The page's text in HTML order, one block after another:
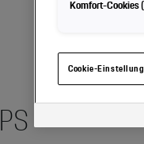
PS
Hinweis zu Cookies
eingesehen werden.
Komfort-Cookies
Cookie-